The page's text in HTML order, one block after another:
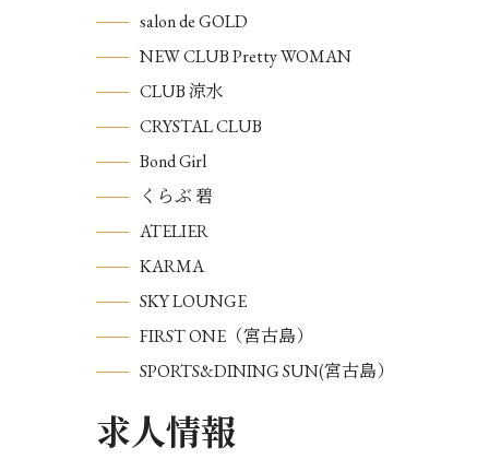
salon de GOLD
NEW CLUB Pretty WOMAN
CLUB 涼水
CRYSTAL CLUB
Bond Girl
くらぶ 碧
ATELIER
KARMA
SKY LOUNGE
FIRST ONE（宮古島）
SPORTS&DINING SUN(宮古島）
求人情報